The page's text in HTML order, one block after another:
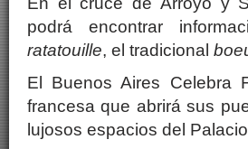
podrá encontrar
ratatouille, el tradicional
El Buenos Aires Celebra
francesa que abrirá sus
lujosos espacios del